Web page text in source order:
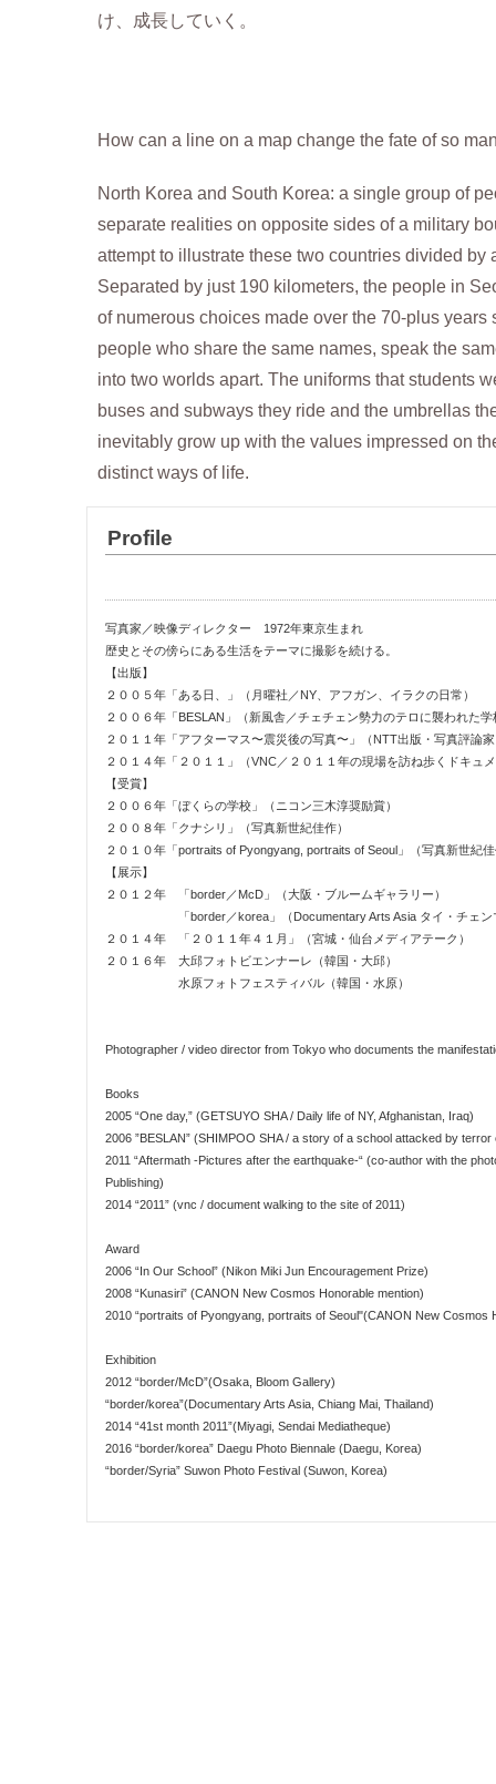
け、成長していく。
How can a line on a map change the fate of so
North Korea and South Korea: a single group of
separate realities on opposite sides of a military
attempt to illustrate these two countries divided
Separated by just 190 kilometers, the people in
of numerous choices made over the 70-plus
people who share the same names, speak the
into two worlds apart. The uniforms that students
buses and subways they ride and the umbrellas
inevitably grow up with the values impressed on
distinct ways of life.
Profile
写真家／映像ディレクター 1972年東京生まれ
歴史とその傍らにある生活をテーマに撮影を続ける。
【出版】
２００５年「ある日、」（月曜社／NY、アフガン、イラクの日常）
２００６年「BESLAN」（新風舎／チェチェン勢力のテロに襲われた学
２０１１年「アフターマス〜震災後の写真〜」（NTT出版・写真評論
２０１４年「２０１１」（VNC／２０１１年の現場を訪ね歩くドキュ
【受賞】
２００６年「ぼくらの学校」（ニコン三木淳奨励賞）
２００８年「クナシリ」（写真新世紀佳作）
２０１０年「portraits of Pyongyang, portraits of Seoul」（写真新世紀
【展示】
２０１２年 「border／McD」（大阪・ブルームギャラリー）
「border／korea」（Documentary Arts Asia タイ・チェン
２０１４年 「２０１１年４１月」（宮城・仙台メディアテーク）
２０１６年 大邱フォトビエンナーレ（韓国・大邱）
水原フォトフェスティバル（韓国・水原）
Photographer / video director from Tokyo who documents the
Books
2005 “One day,” (GETSUYO SHA / Daily life of NY, Afghanistan, Iraq)
2006 ”BESLAN” (SHIMPOO SHA / a story of a school attacked by
2011 “Aftermath -Pictures after the earthquake-“ (co-author with the
Publishing)
2014 “2011” (vnc / document walking to the site of 2011)
Award
2006 “In Our School” (Nikon Miki Jun Encouragement Prize)
2008 “Kunasiri” (CANON New Cosmos Honorable mention)
2010 “portraits of Pyongyang, portraits of Seoul"(CANON New Cosmos
Exhibition
2012 “border/McD”(Osaka, Bloom Gallery)
“border/korea”(Documentary Arts Asia, Chiang Mai, Thailand)
2014 “41st month 2011”(Miyagi, Sendai Mediatheque)
2016 “border/korea” Daegu Photo Biennale (Daegu, Korea)
“border/Syria” Suwon Photo Festival (Suwon, Korea)